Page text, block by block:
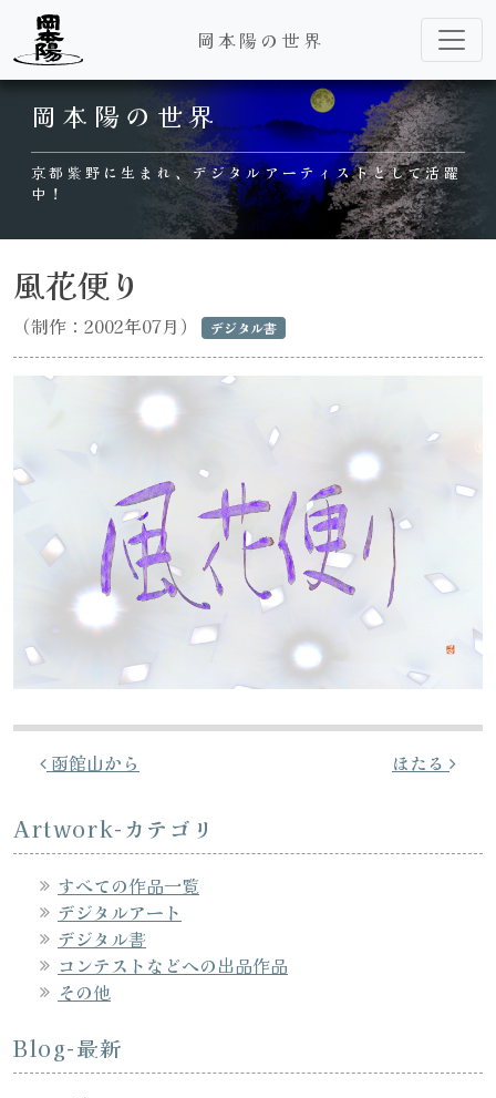
Main Navigation
岡本陽の世界
岡本陽の世界
京都紫野に生まれ、デジタルアーティストとして活躍
中！
風花便り
（制作：2002年07月） デジタル書
投稿ナビゲーション
函館山から ほたる
Artwork-カテゴリ
すべての作品一覧
デジタルアート
デジタル書
コンテストなどへの出品作品
その他
Blog-最新